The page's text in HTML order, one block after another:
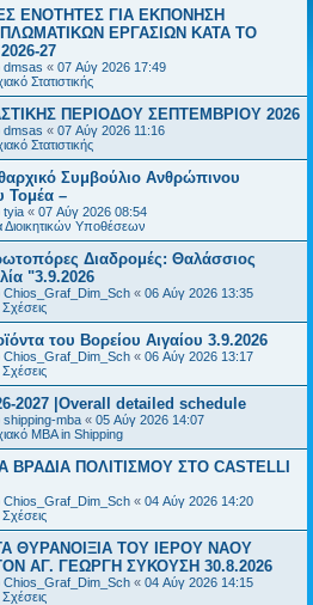
ΕΝΟΤΗΤΕΣ ΓΙΑ ΕΚΠΟΝΗΣΗ
ΕΡΓΑΣΙΩΝ ΚΑΤΑ ΤΟ
27
dmsas « 07 Αύγ 2026 17:49
Στατιστικής
ΠΕΡΙΟΔΟΥ ΣΕΠΤΕΜΒΡΙΟΥ 2026
dmsas « 07 Αύγ 2026 11:16
Στατιστικής
Συμβούλιο Ανθρώπινου
Τομέα –
tyia « 07 Αύγ 2026 08:54
Διοικητικών Υποθέσεων
Διαδρομές: Θαλάσσιος
"3.9.2026
Chios_Graf_Dim_Sch « 06 Αύγ 2026 13:35
του Βορείου Αιγαίου 3.9.2026
Chios_Graf_Dim_Sch « 06 Αύγ 2026 13:17
2027 |Overall detailed schedule
shipping-mba « 05 Αύγ 2026 14:07
MBA in Shipping
ΒΡΑΔΙΑ ΠΟΛΙΤΙΣΜΟΥ ΣΤΟ CASTELLI
Chios_Graf_Dim_Sch « 04 Αύγ 2026 14:20
ΘΥΡΑΝΟΙΞΙΑ ΤΟΥ ΙΕΡΟΥ ΝΑΟΥ
ΑΓ. ΓΕΩΡΓΗ ΣΥΚΟΥΣΗ 30.8.2026
Chios_Graf_Dim_Sch « 04 Αύγ 2026 14:15